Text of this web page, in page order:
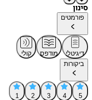
סינון
פורמטים
דיגיטלי מודפס
קולי
ביקורות
5
4
3
2
1